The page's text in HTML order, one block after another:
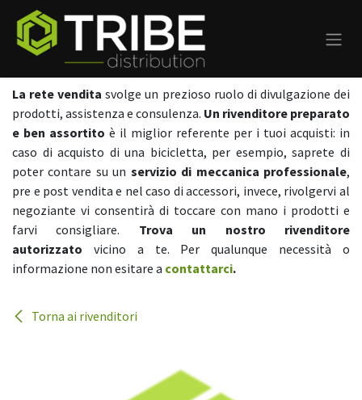
Passa al contenuto
La rete vendita svolge un prezioso ruolo di divulgazione dei
prodotti, assistenza e consulenza. Un rivenditore preparato
e ben assortito è il miglior referente per i tuoi acquisti: in
caso di acquisto di una bicicletta, per esempio, saprete di
poter contare su un servizio di meccanica professionale,
pre e post vendita e nel caso di accessori, invece, rivolgervi al
negoziante vi consentirà di toccare con mano i prodotti e
farvi consigliare. Trova un nostro rivenditore
autorizzato vicino a te. Per qualunque necessità o
informazione non esitare a contattarci.
Torna ai rivenditori